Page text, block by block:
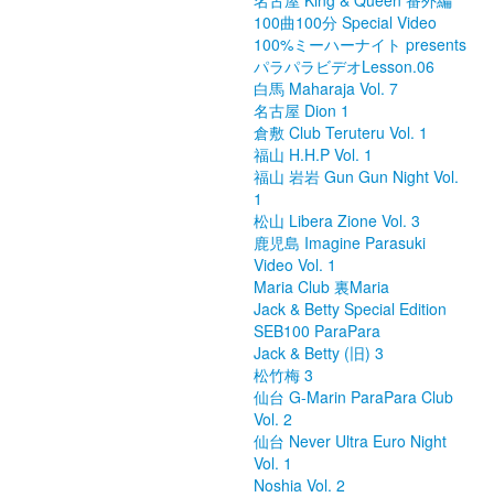
100曲100分 Special Video
100%ミーハーナイト presents
パラパラビデオLesson.06
白馬 Maharaja Vol. 7
名古屋 Dion 1
倉敷 Club Teruteru Vol. 1
福山 H.H.P Vol. 1
福山 岩岩 Gun Gun Night Vol.
1
松山 Libera Zione Vol. 3
鹿児島 Imagine Parasuki
Video Vol. 1
Maria Club 裏Maria
Jack & Betty Special Edition
SEB100 ParaPara
Jack & Betty (旧) 3
松竹梅 3
仙台 G-Marin ParaPara Club
Vol. 2
仙台 Never Ultra Euro Night
Vol. 1
Noshia Vol. 2